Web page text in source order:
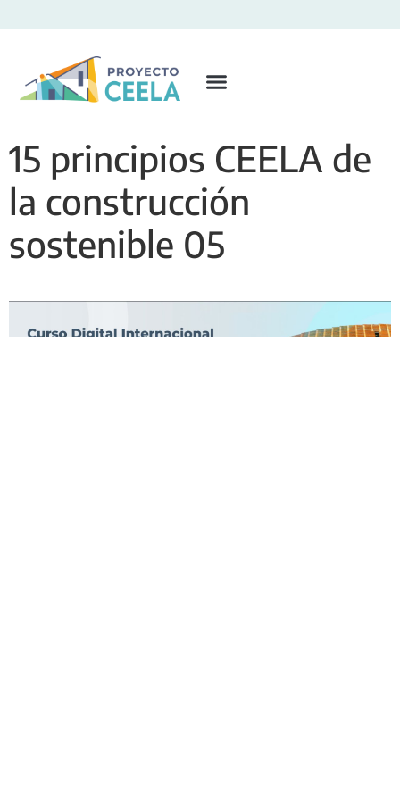
15 principios CEELA de
la construcción
sostenible 05